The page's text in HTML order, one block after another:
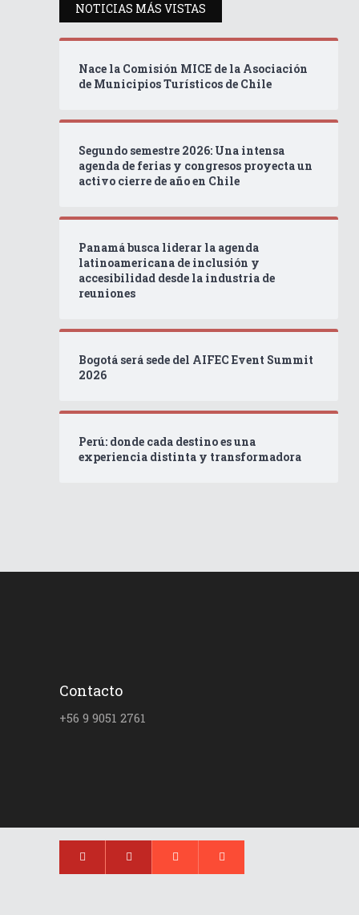
NOTICIAS MÁS VISTAS
Nace la Comisión MICE de la Asociación
de Municipios Turísticos de Chile
Segundo semestre 2026: Una intensa
agenda de ferias y congresos proyecta un
activo cierre de año en Chile
Panamá busca liderar la agenda
latinoamericana de inclusión y
accesibilidad desde la industria de
reuniones
Bogotá será sede del AIFEC Event Summit
2026
Perú: donde cada destino es una
experiencia distinta y transformadora
Contacto
+56 9 9051 2761